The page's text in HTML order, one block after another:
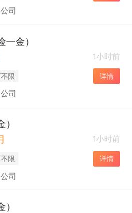
司
金）
1小时前
限 详情
司
1小时前
限 详情
司